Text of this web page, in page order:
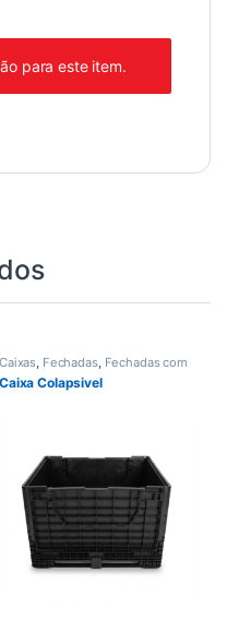
para este item.
Caixas Fechadas, Fechadas com
tampa ,
Caixa Colapsivel